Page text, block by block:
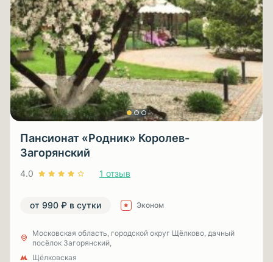
Пансионат «Родник» Королев-
Загорянский
4.0 1 отзыв
от 990 ₽ в сутки Эконом
Московская область, городской округ Щёлково, дачный
посёлок Загорянский,
Щёлковская